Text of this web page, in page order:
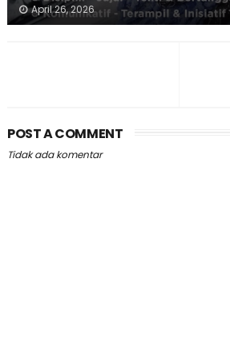
April 26, 2026
POST A COMMENT
Tidak ada komentar